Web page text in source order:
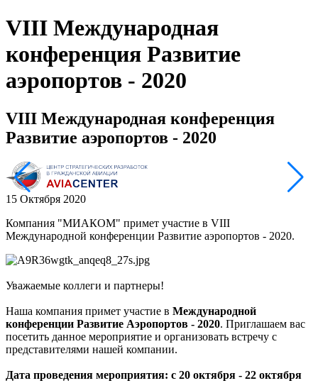
VIII Международная
конференция Развитие
аэропортов - 2020
VIII Международная конференция
Развитие аэропортов - 2020
15 Октября 2020
Компания "МИАКОМ" примет участие в VIII
Международной конференции Развитие аэропортов - 2020.
Уважаемые коллеги и партнеры!
Наша компания примет участие в Международной
конференции Развитие Аэропортов - 2020. Приглашаем вас
посетить данное мероприятие и организовать встречу с
представителями нашей компании.
Дата проведения мероприятия: с 20 октября - 22 октября